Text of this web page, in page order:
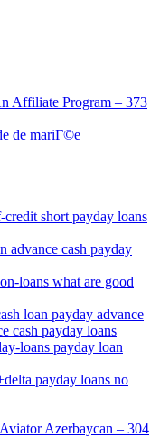
Affiliate Program – 373
de mariГ©e
short payday loans
advance cash payday
loans what are good
loan payday advance
cash payday loans
loans payday loan
payday loans no
Azerbaycan – 304